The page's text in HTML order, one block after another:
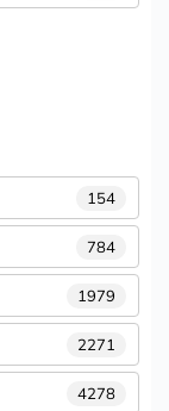
154
784
1979
2271
4278